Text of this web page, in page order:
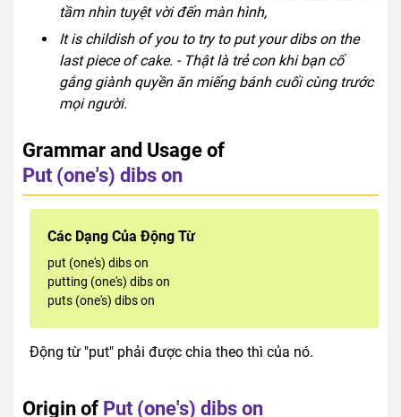
tầm nhìn tuyệt vời đến màn hình,
It is childish of you to try to put your dibs on the
last piece of cake. - Thật là trẻ con khi bạn cố
gắng giành quyền ăn miếng bánh cuối cùng trước
mọi người.
Grammar and Usage of
Put (one's) dibs on
Các Dạng Của Động Từ
put (one's) dibs on
putting (one's) dibs on
puts (one's) dibs on
Động từ "put" phải được chia theo thì của nó.
Origin of Put (one's) dibs on